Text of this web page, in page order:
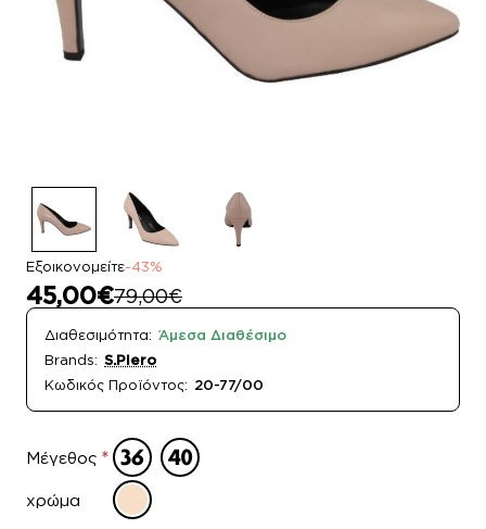
Εξοικονομείτε-43%
45,00€79,00€
Διαθεσιμότητα: Άμεσα Διαθέσιμο
Brands: S.Piero
Κωδικός Προϊόντος: 20-77/00
Μέγεθος
χρώμα